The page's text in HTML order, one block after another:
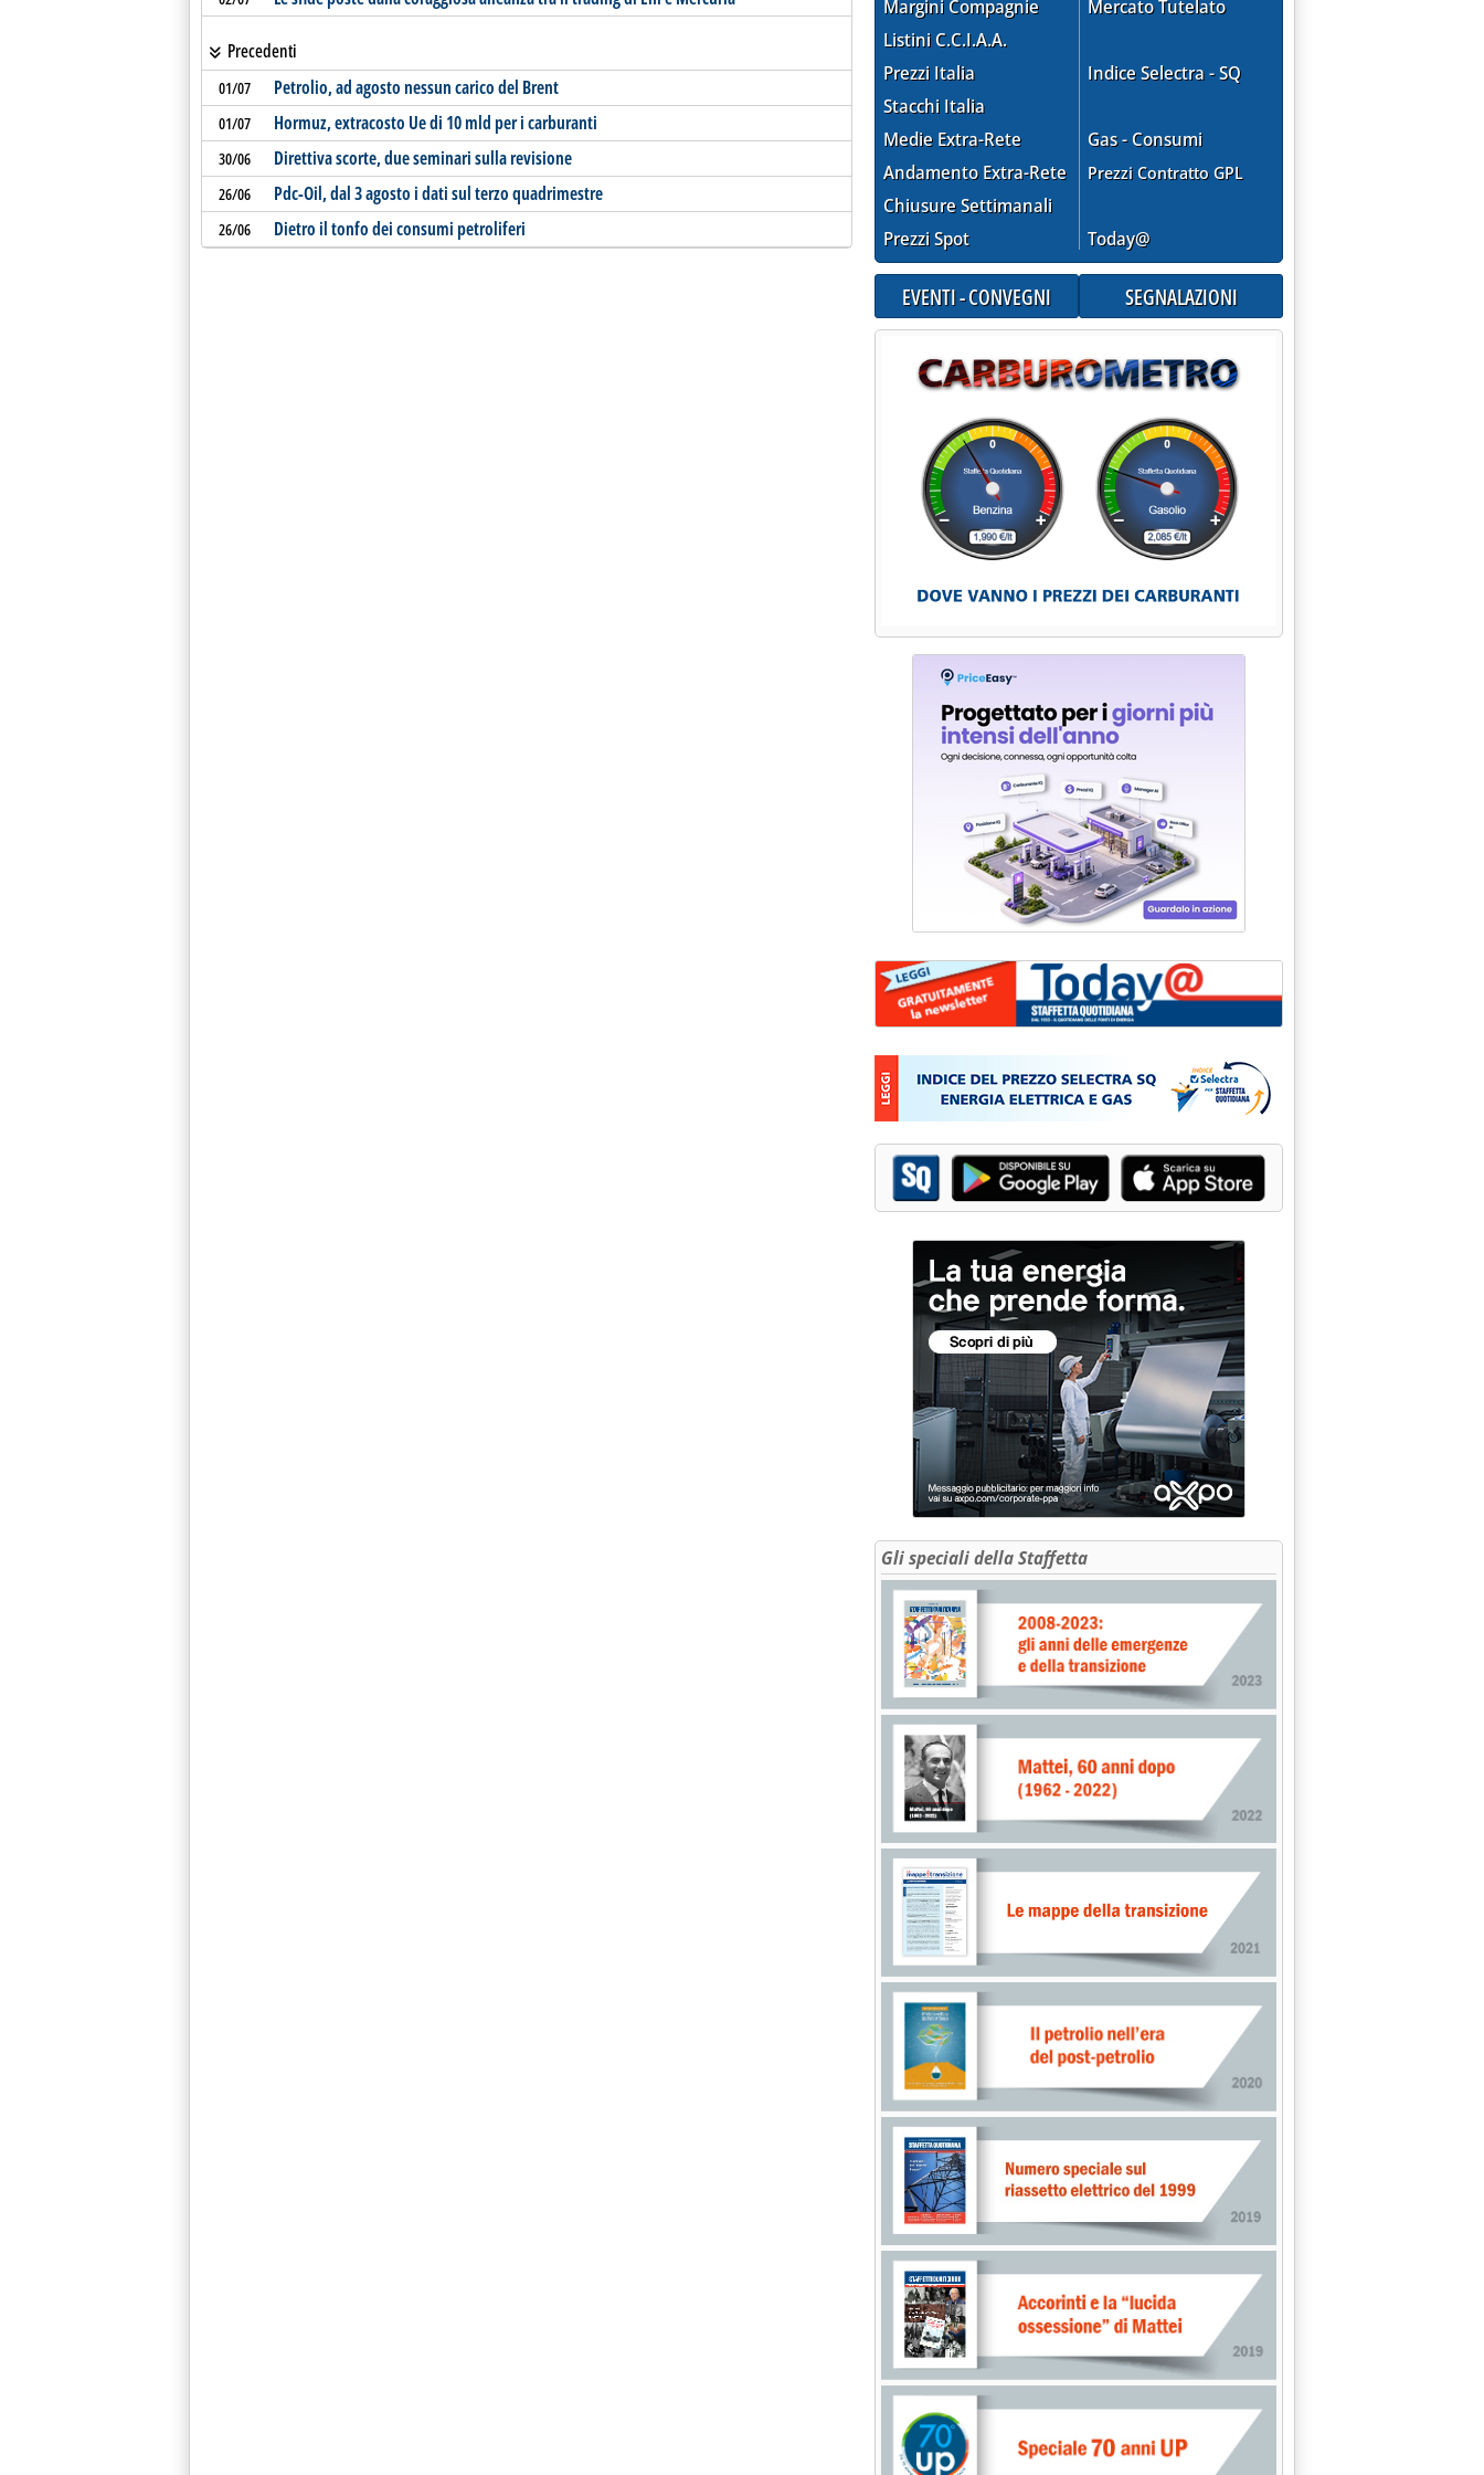
Precedenti
01/07 Petrolio, ad agosto nessun carico del Brent
01/07 Hormuz, extracosto Ue di 10 mld per i carburanti
30/06 Direttiva scorte, due seminari sulla revisione
26/06 Pdc-Oil, dal 3 agosto i dati sul terzo quadrimestre
26/06 Dietro il tonfo dei consumi petroliferi
Margini Compagnie
Listini C.C.I.A.A.
Prezzi Italia
Stacchi Italia
Medie Extra-Rete
Andamento Extra-Rete
Chiusure Settimanali
Prezzi Spot
Mercato Tutelato
Indice Selectra - SQ
Gas - Consumi
Prezzi Contratto GPL
Today@
EVENTI - CONVEGNI SEGNALAZIONI
Gli speciali della Staffetta